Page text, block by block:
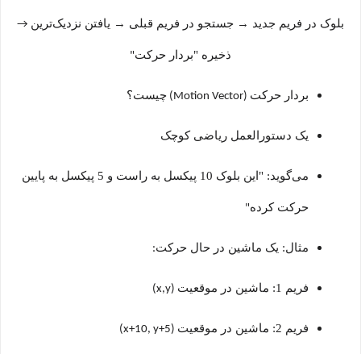
بلوک در فریم جدید → جستجو در فریم قبلی → یافتن نزدیک‌ترین →
ذخیره "بردار حرکت"
بردار حرکت (Motion Vector) چیست؟
یک دستورالعمل ریاضی کوچک
می‌گوید: "این بلوک 10 پیکسل به راست و 5 پیکسل به پایین
حرکت کرده"
مثال: یک ماشین در حال حرکت:
فریم 1: ماشین در موقعیت (x,y)
فریم 2: ماشین در موقعیت (x+10, y+5)